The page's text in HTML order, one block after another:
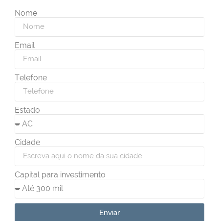
Nome
Email
Telefone
Estado
Cidade
Capital para investimento
Enviar